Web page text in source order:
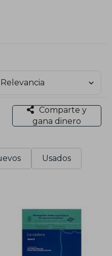
Comparte y
gana dinero
Usados